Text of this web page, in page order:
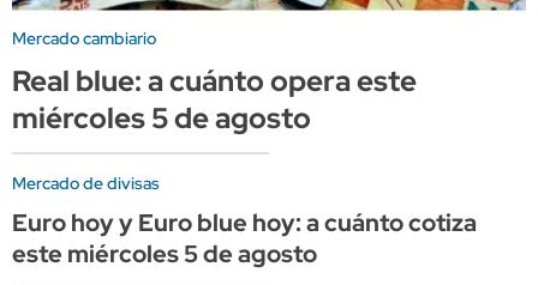
Mercado cambiario
Real blue: a cuánto opera este
miércoles 5 de agosto
Mercado de divisas
Euro hoy y Euro blue hoy: a cuánto cotiza
este miércoles 5 de agosto